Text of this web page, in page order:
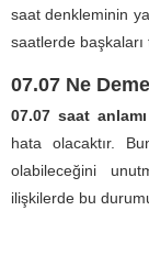
saat denkleminin
saatlerde
07.07 Ne
07.07 saat anlamı
hata olacaktır.
olabileceğini
ilişkilerde bu